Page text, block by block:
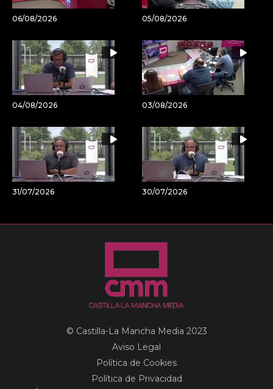
06/08/2026 05/08/2026
04/08/2026 03/08/2026
31/07/2026 30/07/2026
© Castilla-La Mancha Media 2023
Aviso Legal
Política de Cookies
Política de Privacidad